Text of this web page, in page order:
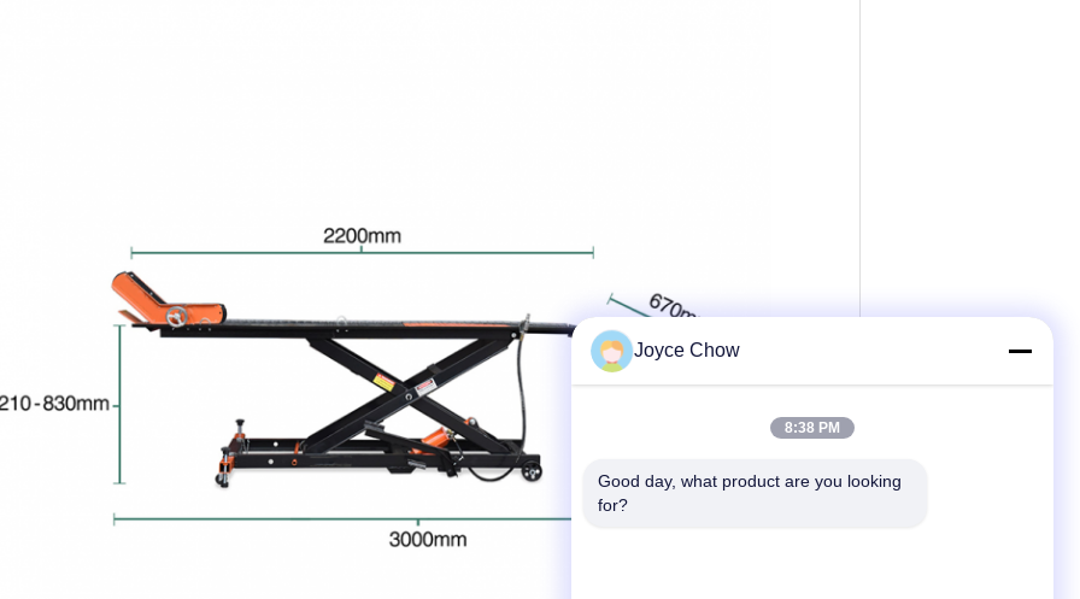
Joyce Chow
8:38 PM
Good day, what product are you looking
for?